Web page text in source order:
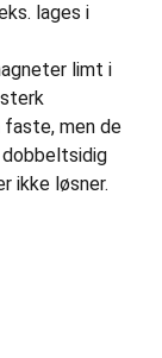
lages i
limt i
men de
ikke løsner.